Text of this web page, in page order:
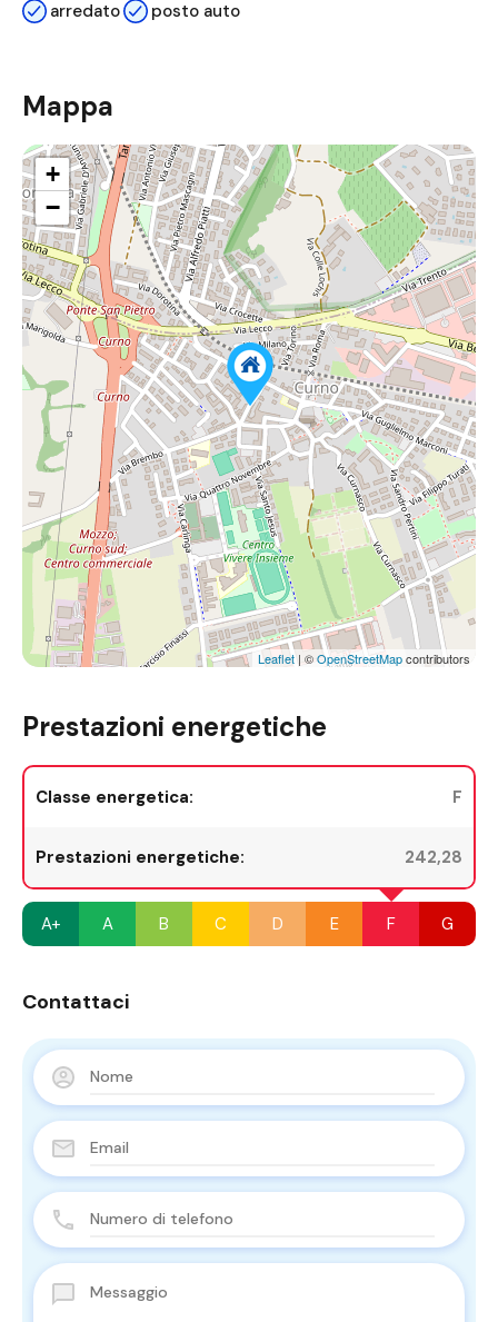
arredato posto auto
Mappa
+
−
Leaflet| ©OpenStreetMapcontributors
Prestazioni energetiche
Classe energetica: F
Prestazioni energetiche: 242,28
A+ A B C D E F G
Contattaci